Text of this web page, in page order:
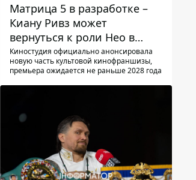
Матрица 5 в разработке –
Киану Ривз может
вернуться к роли Нео в
пятой части
Киностудия официально анонсировала
новую часть культовой кинофраншизы,
премьера ожидается не раньше 2028 года